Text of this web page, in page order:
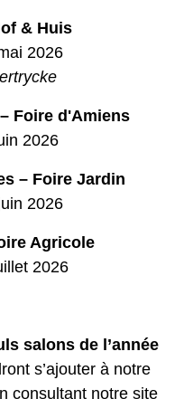
& Huis
2026
Foire d'Amiens
2026
– Foire Jardin
2026
Agricole
2026
salons de l’année
s’ajouter à notre
consultant notre site